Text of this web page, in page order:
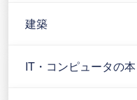
建築
IT・コンピュータの本